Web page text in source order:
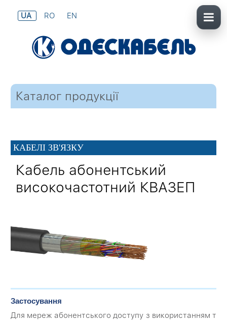
UA RO EN
Каталог продукції
КАБЕЛІ ЗВ'ЯЗКУ
Кабель абонентський
високочастотний КВАЗЕП
Застосування
Для мереж абонентського доступу з використанням т